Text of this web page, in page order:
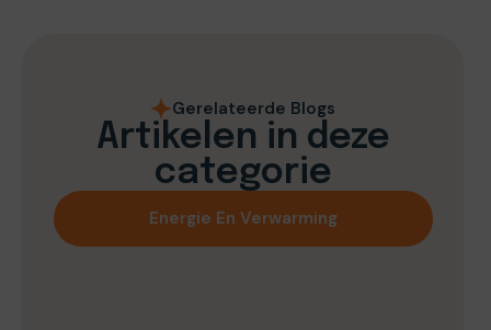
Gerelateerde Blogs
Artikelen in deze
categorie
Energie En Verwarming